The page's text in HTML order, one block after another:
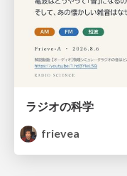
ラジオの科学
frievea